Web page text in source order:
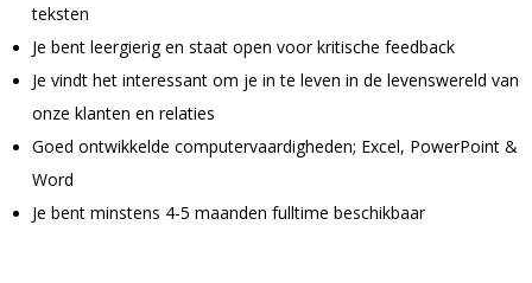
Duurzame home & living
Woonaccessoires
Bandana's
Sportbidons
Glazen flessen
Glazen drinkflessen
Glazen tafelwater flessen
Afvaltassen
Canvas tassen
Papieren tassen
Picknick tassen
Smartwatches
Popcorn
Druiven suikers
Winkelwagenmunt sleutelhangers
Metalen sleutelhangers
Opener sleutelhangers
Festival artikelen overig
Veiligheid
Veiligheidshesjes
teksten
Je bent leergierig en staat open voor kritische feedback
Je vindt het interessant om je in te leven in de levenswereld van
onze klanten en relaties
Goed ontwikkelde computervaardigheden; Excel, PowerPoint &
Word
Je bent minstens 4-5 maanden fulltime beschikbaar